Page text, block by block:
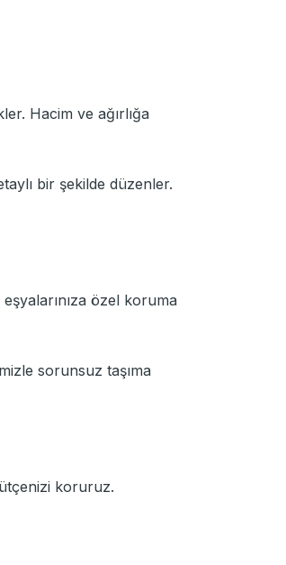
Hacim ve ağırlığa
bir şekilde düzenler.
özel koruma
sorunsuz taşıma
koruruz.